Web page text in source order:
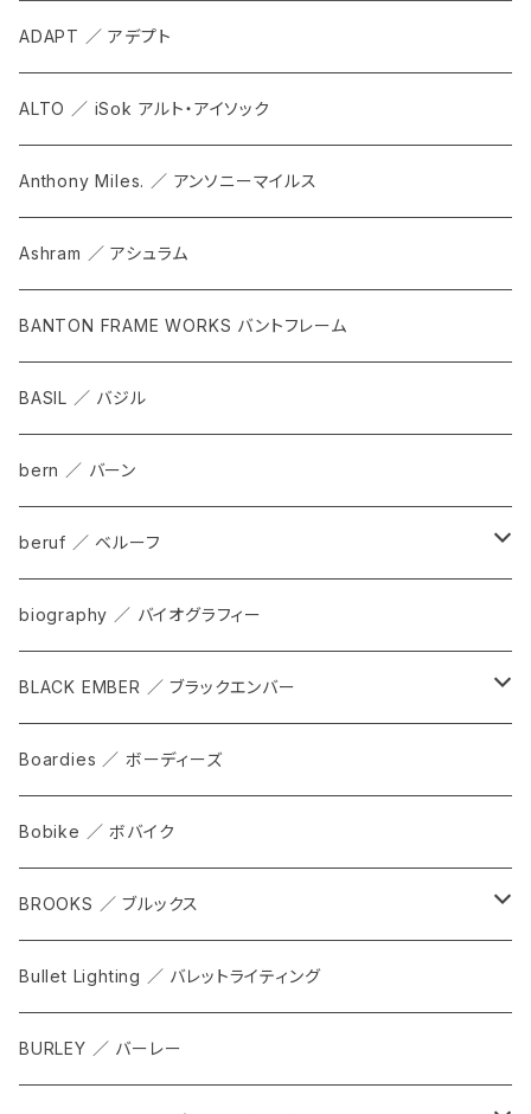
ADAPT ／ アデプト
ALTO ／ iSok アルト・アイソック
Anthony Miles. ／ アンソニーマイルス
Ashram ／ アシュラム
BANTON FRAME WORKS バントフレーム
BASIL ／ バジル
bern ／ バーン
beruf ／ ベルーフ
bag
cap
grove
biography ／ バイオグラフィー
BLACK EMBER ／ ブラックエンバー
ALL
FORGE
WPT TOTE
CITADEL
WPRT
Boardies ／ ボーディーズ
Bobike ／ ボバイク
BROOKS ／ ブルックス
ALL
サドル
Bullet Lighting ／ バレットライティング
BURLEY ／ バーレー